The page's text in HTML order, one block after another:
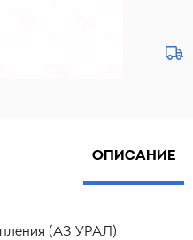
ОПИСАНИЕ
(АЗ УРАЛ)